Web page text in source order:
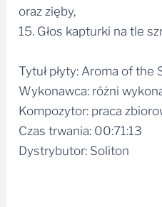
oraz zięby,
15. Głos kapturki na tle
Tytuł płyty: Aroma of
Wykonawca: różni
Kompozytor: praca
Czas trwania: 00:71:13
Dystrybutor: Soliton